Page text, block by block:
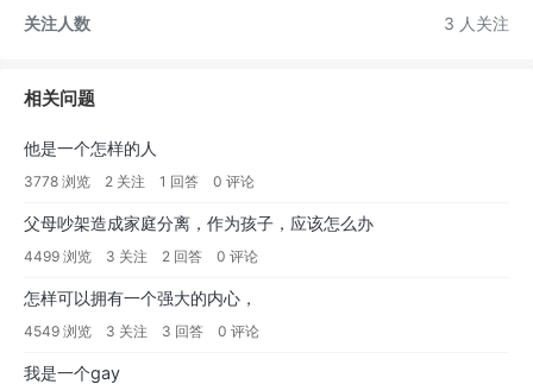
关注人数
3 人关注
相关问题
他是一个怎样的人
3778 浏览 2 关注 1 回答 0 评论
父母吵架造成家庭分离，作为孩子，应该怎么办
4499 浏览 3 关注 2 回答 0 评论
怎样可以拥有一个强大的内心，
4549 浏览 3 关注 3 回答 0 评论
我是一个gay